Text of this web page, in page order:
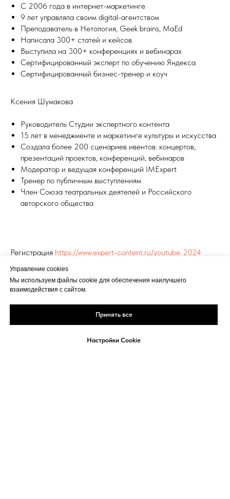
С 2006 года в интернет-маркетинге
9 лет управляла своим digital-агентством
Преподаватель в Нетология, Geek brains, MaEd
Написала 300+ статей и кейсов
Выступила на 300+ конференциях и вебинарах
Сертифицированный эксперт по обучению Яндекса
Сертифицированный бизнес-тренер и коуч
Ксения Шумакова
Руководитель Студии экспертного контента
15 лет в менеджменте и маркетинге культуры и искусства
Создала более 200 сценариев ивентов: концертов,
презентаций проектов, конференций, вебинаров
Модератор и ведущая конференций IMExpert
Тренер по публичным выступлениям
Член Союза театральных деятелей и Российского
авторского общества
Регистрация https://www.expert-content.ru/youtube_2024
ПРОДАЖИ ОНЛАЙН И ОФФЛАЙН
Управление cookies
Мы используем файлы cookie для обеспечения наилучшего
взаимодействия с сайтом.
Принять все
Настройки Cookie